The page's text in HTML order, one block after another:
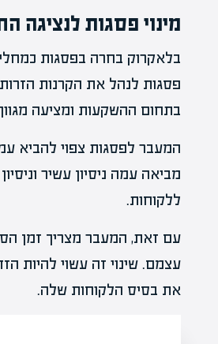
מינוי פסגות לנציגה
בלאקרוק בחרה בפסגות
פסגות לנהל את הקרנות הזרות
בתחום ההשקעות ומציעה
המעבר לפסגות צפוי להביא
מביאה עמה ניסיון עשיר
ללקוחות.
עם זאת, המעבר מצריך זמן
עצמם. שינוי זה עשוי להיות
את בסיס הלקוחות שלה.